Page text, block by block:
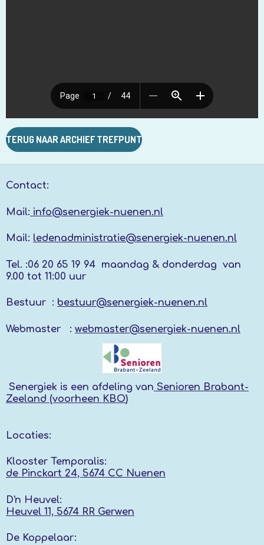
TERUG NAAR ARCHIEF TREFPUNT
Contact:
Mail: info@senergiek-nuenen.nl
Mail: ledenadministratie@senergiek-nuenen.nl
Tel. :06 20 65 19 94 maandag & donderdag van
9.00 tot 11:00 uur
Bestuur : bestuur@senergiek-nuenen.nl
Webmaster : webmaster@senergiek-nuenen.nl
Senergiek is een afdeling van Senioren Brabant-
Zeeland (voorheen KBO)
Locaties:
Klooster Temporalis:
de Pinckart 24, 5674 CC Nuenen
D'n Heuvel:
Heuvel 11, 5674 RR Gerwen
De Koppelaar: